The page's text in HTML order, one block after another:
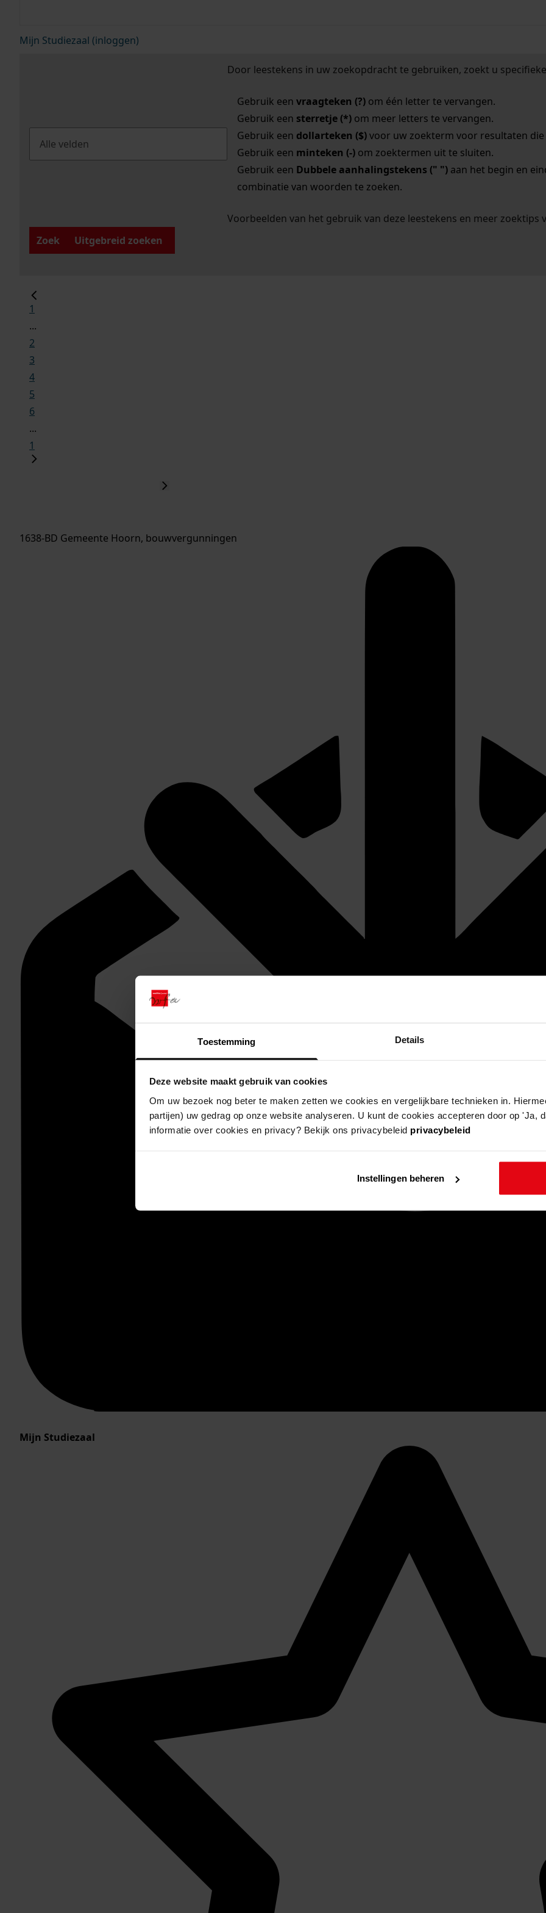
Toestemming Details
Deze website maakt gebruik van cookies
Om uw bezoek nog beter te maken zetten we cookies en vergelijkbare technieken in.
partijen) uw gedrag op onze website analyseren. U kunt de cookies accepteren door op 'Ja,
informatie over cookies en privacy? Bekijk ons privacybeleid privacybeleid
Instellingen beheren
Mijn Studiezaal (inloggen)
Door leestekens in uw zoekopdracht te gebruiken, zoekt u
Gebruik een vraagteken (?)om één letter te vervangen.
Gebruik een sterretje (*)om meer letters te vervangen.
Gebruik een dollarteken ($)voor uw zoekterm voor resultaten die
Gebruik een minteken (-)om zoektermen uit te sluiten.
Gebruik een Dubbele aanhalingstekens (" ")aan het begin en
combinatie van woorden te zoeken.
Voorbeelden van het gebruik van deze leestekens en meer zoektips
Zoek
Uitgebreid zoeken
1
...
2
3
4
5
6
...
1
1638-BD Gemeente Hoorn, bouwvergunningen
Mijn Studiezaal